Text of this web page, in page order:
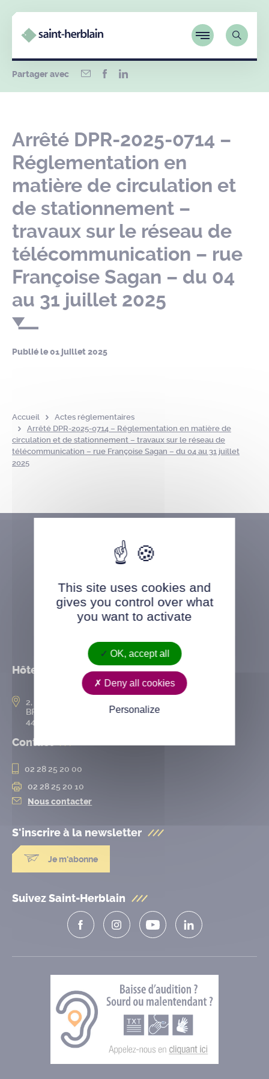
Partager avec
Arrêté DPR-2025-0714 –
Réglementation en
matière de circulation et
de stationnement –
travaux sur le réseau de
télécommunication – rue
Françoise Sagan – du 04
au 31 juillet 2025
Publié le01 juillet 2025
Accueil
Actes réglementaires
Arrêté DPR-2025-0714 – Réglementation en matière de
circulation et de stationnement – travaux sur le réseau de
télécommunication – rue Françoise Sagan – du 04 au 31 juillet
2025
Hôtel de ville
2, rue de l’Hôtel-de-Ville
BP 50167
44802 Saint-Herblain cedex
Contact
02 28 25 20 00
02 28 25 20 10
Nous contacter
S'inscrire à la newsletter
Je m'abonne
Suivez Saint-Herblain
This site uses cookies and
gives you control over what
you want to activate
OK, accept all
Deny all cookies
Personalize